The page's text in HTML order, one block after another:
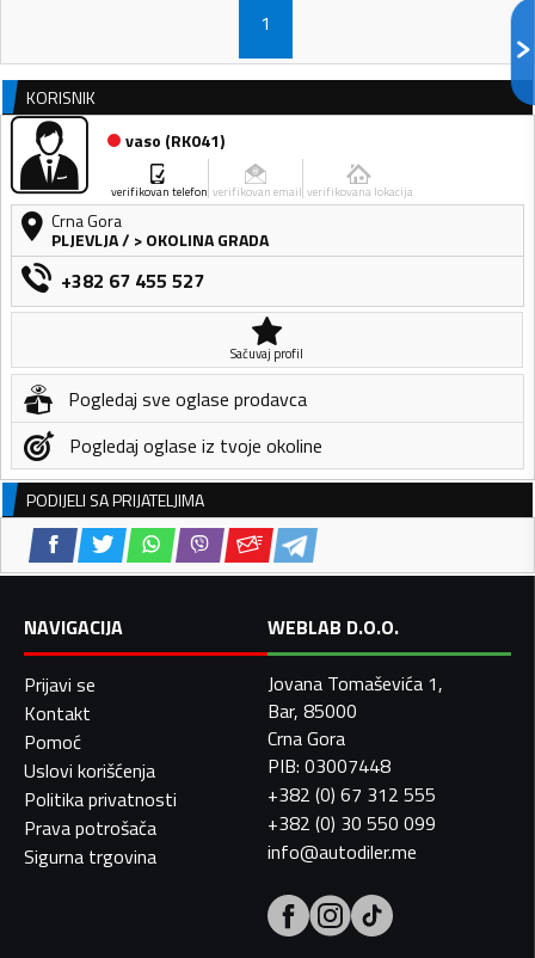
1
KORISNIK
vaso (RK041)
verifikovan telefon verifikovan email verifikovana lokacija
Crna Gora
PLJEVLJA/ > OKOLINA GRADA
+382 67 455 527
Sačuvaj profil
Pogledaj sve oglase prodavca
Pogledaj oglase iz tvoje okoline
PODIJELI SA PRIJATELJIMA
NAVIGACIJA
Prijavi se
Kontakt
Pomoć
Uslovi korišćenja
Politika privatnosti
Prava potrošača
Sigurna trgovina
WEBLAB D.O.O.
Jovana Tomaševića 1,
Bar, 85000
Crna Gora
PIB: 03007448
+382 (0) 67 312 555
+382 (0) 30 550 099
info@autodiler.me